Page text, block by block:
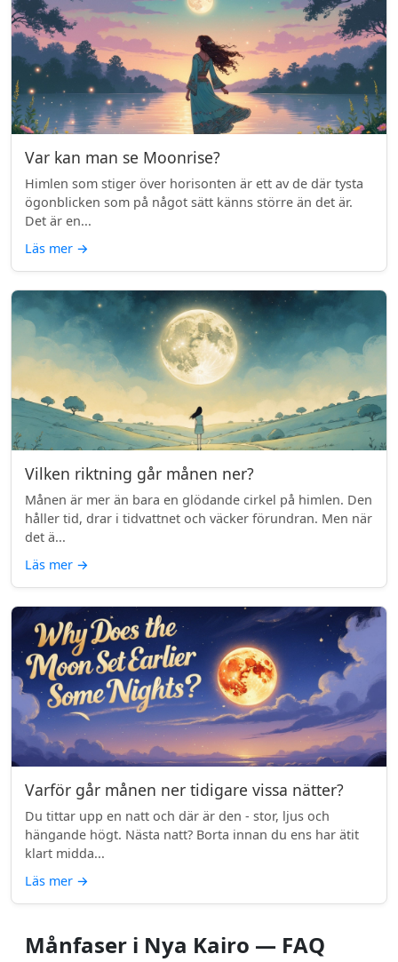
Var kan man se Moonrise?
Himlen som stiger över horisonten är ett av de där tysta
ögonblicken som på något sätt känns större än det är.
Det är en...
Läs mer →
Vilken riktning går månen ner?
Månen är mer än bara en glödande cirkel på himlen. Den
håller tid, drar i tidvattnet och väcker förundran. Men när
det ä...
Läs mer →
Varför går månen ner tidigare vissa nätter?
Du tittar upp en natt och där är den - stor, ljus och
hängande högt. Nästa natt? Borta innan du ens har ätit
klart midda...
Läs mer →
Månfaser i Nya Kairo — FAQ